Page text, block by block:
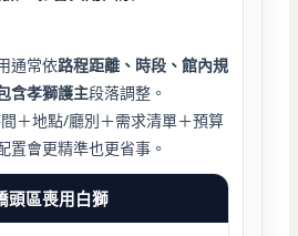
通常依路程距離、時段、館內規
含孝獅護主段落調整。
＋地點/廳別＋需求清單＋預算
置會更精準也更省事。
頭區喪用白獅